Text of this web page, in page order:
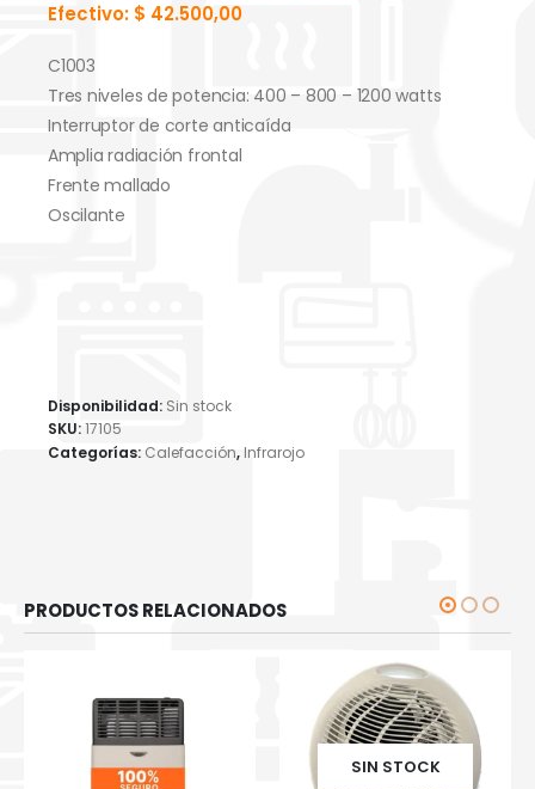
Efectivo: $ 42.500,00
C1003
Tres niveles de potencia: 400 – 800 – 1200 watts
Interruptor de corte anticaída
⁠Amplia radiación frontal
Frente mallado
Oscilante
Disponibilidad: Sin stock
SKU:17105
Categorías:Calefacción,Infrarojo
PRODUCTOS RELACIONADOS
SIN STOCK